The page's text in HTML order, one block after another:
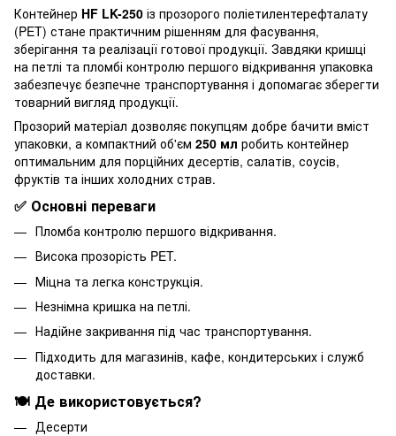
Контейнер HF LK-250 із прозорого поліетилентерефталату
(PET) стане практичним рішенням для фасування,
зберігання та реалізації готової продукції. Завдяки кришці
на петлі та пломбі контролю першого відкривання упаковка
забезпечує безпечне транспортування і допомагає зберегти
товарний вигляд продукції.
Прозорий матеріал дозволяє покупцям добре бачити вміст
упаковки, а компактний об'єм 250 мл робить контейнер
оптимальним для порційних десертів, салатів, соусів,
фруктів та інших холодних страв.
✅ Основні переваги
Пломба контролю першого відкривання.
Висока прозорість PET.
Міцна та легка конструкція.
Незнімна кришка на петлі.
Надійне закривання під час транспортування.
Підходить для магазинів, кафе, кондитерських і служб
доставки.
🍽️ Де використовується?
Десерти